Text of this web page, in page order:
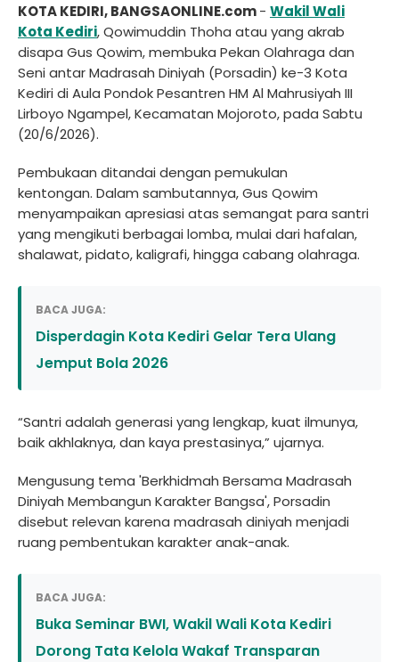
KOTA KEDIRI, BANGSAONLINE.com- Wakil Wali
Kota Kediri, Qowimuddin Thoha atau yang akrab
disapa Gus Qowim, membuka Pekan Olahraga dan
Seni antar Madrasah Diniyah (Porsadin) ke-3 Kota
Kediri di Aula Pondok Pesantren HM Al Mahrusiyah III
Lirboyo Ngampel, Kecamatan Mojoroto, pada Sabtu
(20/6/2026).
Pembukaan ditandai dengan pemukulan
kentongan. Dalam sambutannya, Gus Qowim
menyampaikan apresiasi atas semangat para santri
yang mengikuti berbagai lomba, mulai dari hafalan,
shalawat, pidato, kaligrafi, hingga cabang olahraga.
BACA JUGA:
Disperdagin Kota Kediri Gelar Tera Ulang
Jemput Bola 2026
“Santri adalah generasi yang lengkap, kuat ilmunya,
baik akhlaknya, dan kaya prestasinya,” ujarnya.
Mengusung tema 'Berkhidmah Bersama Madrasah
Diniyah Membangun Karakter Bangsa', Porsadin
disebut relevan karena madrasah diniyah menjadi
ruang pembentukan karakter anak-anak.
BACA JUGA:
Buka Seminar BWI, Wakil Wali Kota Kediri
Dorong Tata Kelola Wakaf Transparan